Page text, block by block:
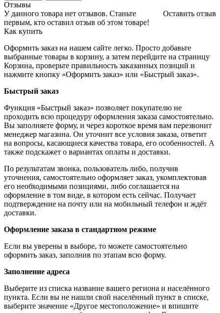
Отзывы
Оставить отзыв
У данного товара нет отзывов. Станьте
первым, кто оставил отзыв об этом товаре!
Как купить
Оформить заказ на нашем сайте легко. Просто добавьте
выбранные товары в корзину, а затем перейдите на страницу
Корзина, проверьте правильность заказанных позиций и
нажмите кнопку «Оформить заказ» или «Быстрый заказ».
Быстрый заказ
Функция «Быстрый заказ» позволяет покупателю не
проходить всю процедуру оформления заказа самостоятельно.
Вы заполняете форму, и через короткое время вам перезвонит
менеджер магазина. Он уточнит все условия заказа, ответит
на вопросы, касающиеся качества товара, его особенностей. А
также подскажет о вариантах оплаты и доставки.
По результатам звонка, пользователь либо, получив
уточнения, самостоятельно оформляет заказ, укомплектовав
его необходимыми позициями, либо соглашается на
оформление в том виде, в котором есть сейчас. Получает
подтверждение на почту или на мобильный телефон и ждёт
доставки.
Оформление заказа в стандартном режиме
Если вы уверены в выборе, то можете самостоятельно
оформить заказ, заполнив по этапам всю форму.
Заполнение адреса
Выберите из списка название вашего региона и населённого
пункта. Если вы не нашли свой населённый пункт в списке,
выберите значение «Другое местоположение» и впишите